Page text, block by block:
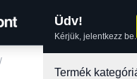
Üdv!
Kérjük, jelentkezz be.
Termék